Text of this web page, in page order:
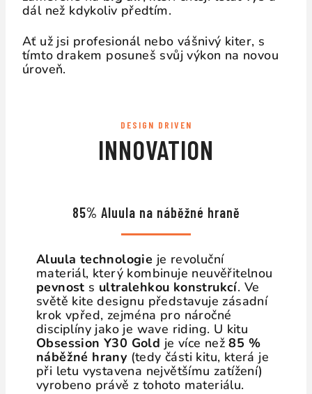
dál než kdykoliv předtím.
Ať už jsi profesionál nebo vášnivý kiter, s
tímto drakem posuneš svůj výkon na novou
úroveň.
DESIGN DRIVEN
INNOVATION
85% Aluula na náběžné hraně
Aluula technologie je revoluční
materiál, který kombinuje neuvěřitelnou
pevnost s ultralehkou konstrukcí. Ve
světě kite designu představuje zásadní
krok vpřed, zejména pro náročné
disciplíny jako je wave riding. U kitu
Obsession Y30 Gold je více než85 %
náběžné hrany (tedy části kitu, která je
při letu vystavena největšímu zatížení)
vyrobeno právě z tohoto materiálu.